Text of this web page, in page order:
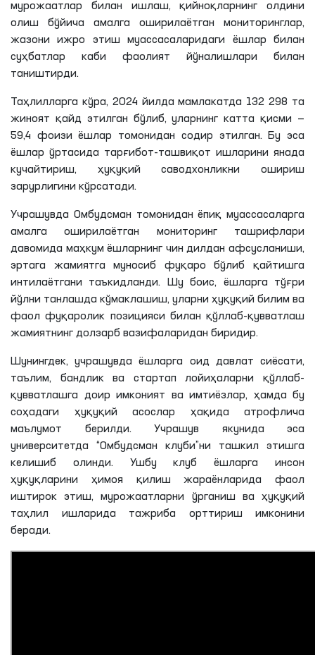
мурожаатлар билан ишлаш, қийноқларнинг олдини
олиш бўйича амалга оширилаётган мониторинглар,
жазони ижро этиш муассасаларидаги ёшлар билан
суҳбатлар каби фаолият йўналишлари билан
таништирди.
Таҳлилларга кўра, 2024 йилда мамлакатда 132 298 та
жиноят қайд этилган бўлиб, уларнинг катта қисми —
59,4 фоизи ёшлар томонидан содир этилган. Бу эса
ёшлар ўртасида тарғибот-ташвиқот ишларини янада
кучайтириш, ҳуқуқий саводхонликни ошириш
зарурлигини кўрсатади.
Учрашувда Омбудсман томонидан ёпиқ муассасаларга
амалга оширилаётган мониторинг ташрифлари
давомида маҳкум ёшларнинг чин дилдан афсусланиши,
эртага жамиятга муносиб фуқаро бўлиб қайтишга
интилаётгани таъкидланди. Шу боис, ёшларга тўғри
йўлни танлашда кўмаклашиш, уларни ҳуқуқий билим ва
фаол фуқаролик позицияси билан қўллаб-қувватлаш
жамиятнинг долзарб вазифаларидан биридир.
Шунингдек, учрашувда ёшларга оид давлат сиёсати,
таълим, бандлик ва стартап лойиҳаларни қўллаб-
қувватлашга доир имконият ва имтиёзлар, ҳамда бу
соҳадаги ҳуқуқий асослар ҳақида атрофлича
маълумот берилди. Учрашув якунида эса
университетда “Омбудсман клуби”ни ташкил этишга
келишиб олинди. Ушбу клуб ёшларга инсон
ҳуқуқларини ҳимоя қилиш жараёнларида фаол
иштирок этиш, мурожаатларни ўрганиш ва ҳуқуқий
таҳлил ишларида тажриба орттириш имконини
беради.